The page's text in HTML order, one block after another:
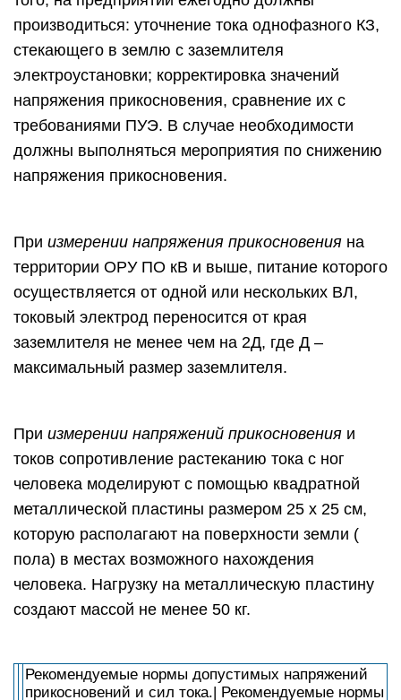
производиться: уточнение тока однофазного КЗ,
стекающего в землю с заземлителя
электроустановки; корректировка значений
напряжения прикосновения, сравнение их с
требованиями ПУЭ. В случае необходимости
должны выполняться мероприятия по снижению
напряжения прикосновения.
При измерении напряжения прикосновения на
территории ОРУ ПО кВ и выше, питание которого
осуществляется от одной или нескольких ВЛ,
токовый электрод переносится от края
заземлителя не менее чем на 2Д, где Д –
максимальный размер заземлителя.
При измерении напряжений прикосновения и
токов сопротивление растеканию тока с ног
человека моделируют с помощью квадратной
металлической пластины размером 25 х 25 см,
которую располагают на поверхности земли (
пола) в местах возможного нахождения
человека. Нагрузку на металлическую пластину
создают массой не менее 50 кг.
Рекомендуемые нормы допустимых напряжений
прикосновений и сил тока.| Рекомендуемые нормы